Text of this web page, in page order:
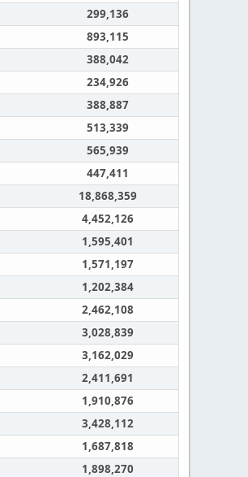
299,136
893,115
388,042
234,926
388,887
513,339
565,939
447,411
18,868,359
4,452,126
1,595,401
1,571,197
1,202,384
2,462,108
3,028,839
3,162,029
2,411,691
1,910,876
3,428,112
1,687,818
1,898,270